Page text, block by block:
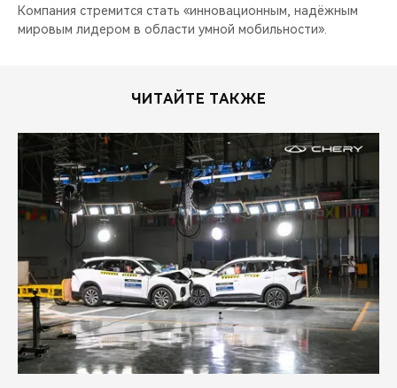
Компания стремится стать «инновационным, надёжным
мировым лидером в области умной мобильности».
ЧИТАЙТЕ ТАКЖЕ